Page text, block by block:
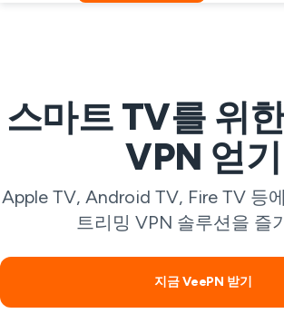
스마트 TV를 위
VPN 얻기
Apple TV, Android TV, Fire TV 등
트리밍 VPN 솔루션을 즐
지금 VeePN 받기